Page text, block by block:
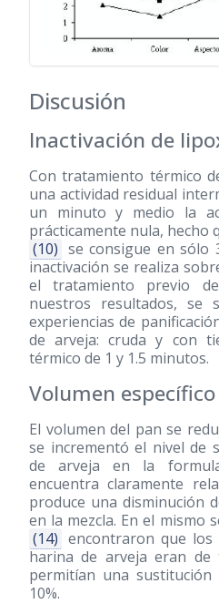
Discusión
Inactivación de
Con tratamiento térmico
una actividad residual
un minuto y medio la
prácticamente nula, hecho
(10) se consigue en sólo
inactivación se realiza
el tratamiento previo
nuestros resultados, se
experiencias de
de arveja: cruda y con
térmico de 1 y 1.5 minutos.
Volumen
El volumen del pan se
se incrementó el nivel de
de arveja en la
encuentra claramente
produce una disminución
en la mezcla. En el mismo
(14) encontraron que los
harina de arveja eran
permitían una
10%.